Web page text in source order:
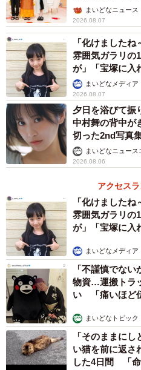
ん】まいどなニュース
2026.08.07
「化けました
雰囲気ガラリ
が」「宝塚に入
まいどなメディア
2026.08.07
夕日を浴びて
中村舞の背中が
切った2nd写真
まいどなニュース
2026.08.06
アクセス
「化けました
雰囲気ガラリ
が」「宝塚に入
まいどなメディア
「不謹慎でな
物資…運搬トラ
い 「痛いほど
まいどなトピック
「そのままに
い猫を前に返
した4日間 「命